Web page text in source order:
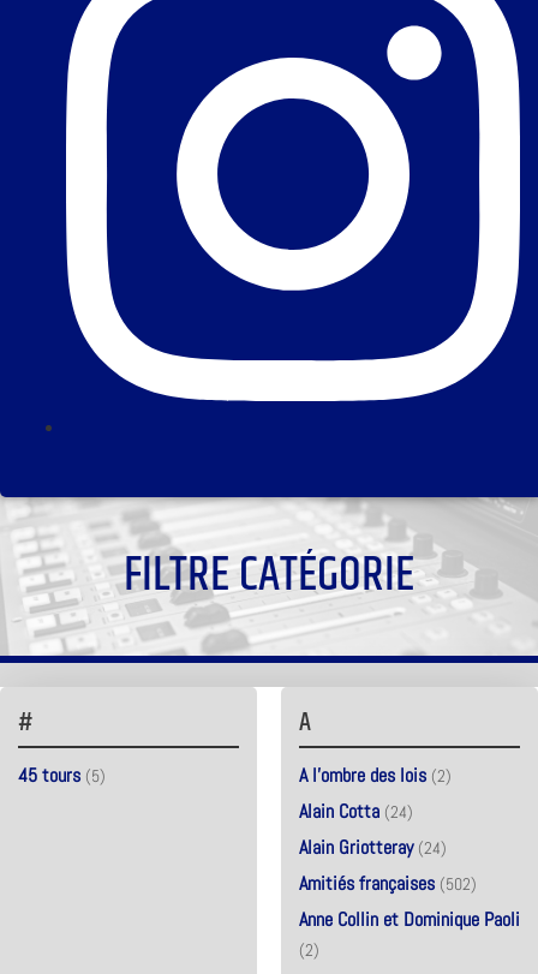
FILTRE CATÉGORIE
#
45 tours (5)
A
A l'ombre des lois (2)
Alain Cotta (24)
Alain Griotteray (24)
Amitiés françaises (502)
Anne Collin et Dominique Paoli
(2)